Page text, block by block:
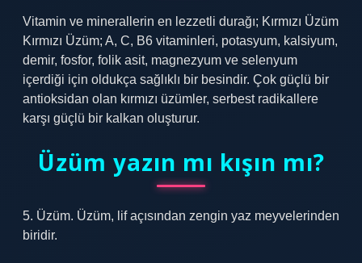
Vitamin ve minerallerin en lezzetli durağı; Kırmızı Üzüm
Kırmızı Üzüm; A, C, B6 vitaminleri, potasyum, kalsiyum,
demir, fosfor, folik asit, magnezyum ve selenyum
içerdiği için oldukça sağlıklı bir besindir. Çok güçlü bir
antioksidan olan kırmızı üzümler, serbest radikallere
karşı güçlü bir kalkan oluşturur.
Üzüm yazın mı kışın mı?
5. Üzüm. Üzüm, lif açısından zengin yaz meyvelerinden
biridir.